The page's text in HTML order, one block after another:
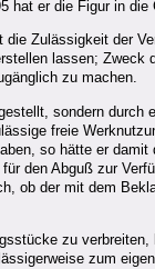
hat er die Figur in die
die Zulässigkeit der
lassen;
zu machen.
sondern durch
freie
so hätte er
den Abguß zur
ob der mit dem
zu
zum